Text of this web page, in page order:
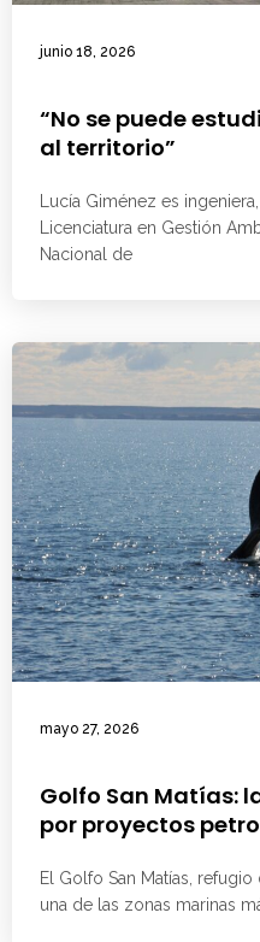
junio 18, 2026
“No se puede
al territorio”
Lucía Giménez es
Licenciatura en Gestión
Nacional de
mayo 27, 2026
Golfo San Matías:
por proyectos
El Golfo San Matías,
una de las zonas marinas